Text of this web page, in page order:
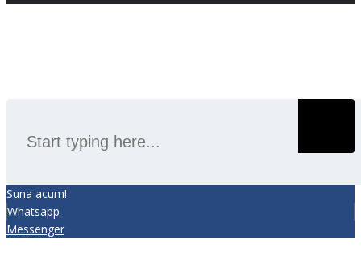
Suna acum!
Whatsapp
Messenger